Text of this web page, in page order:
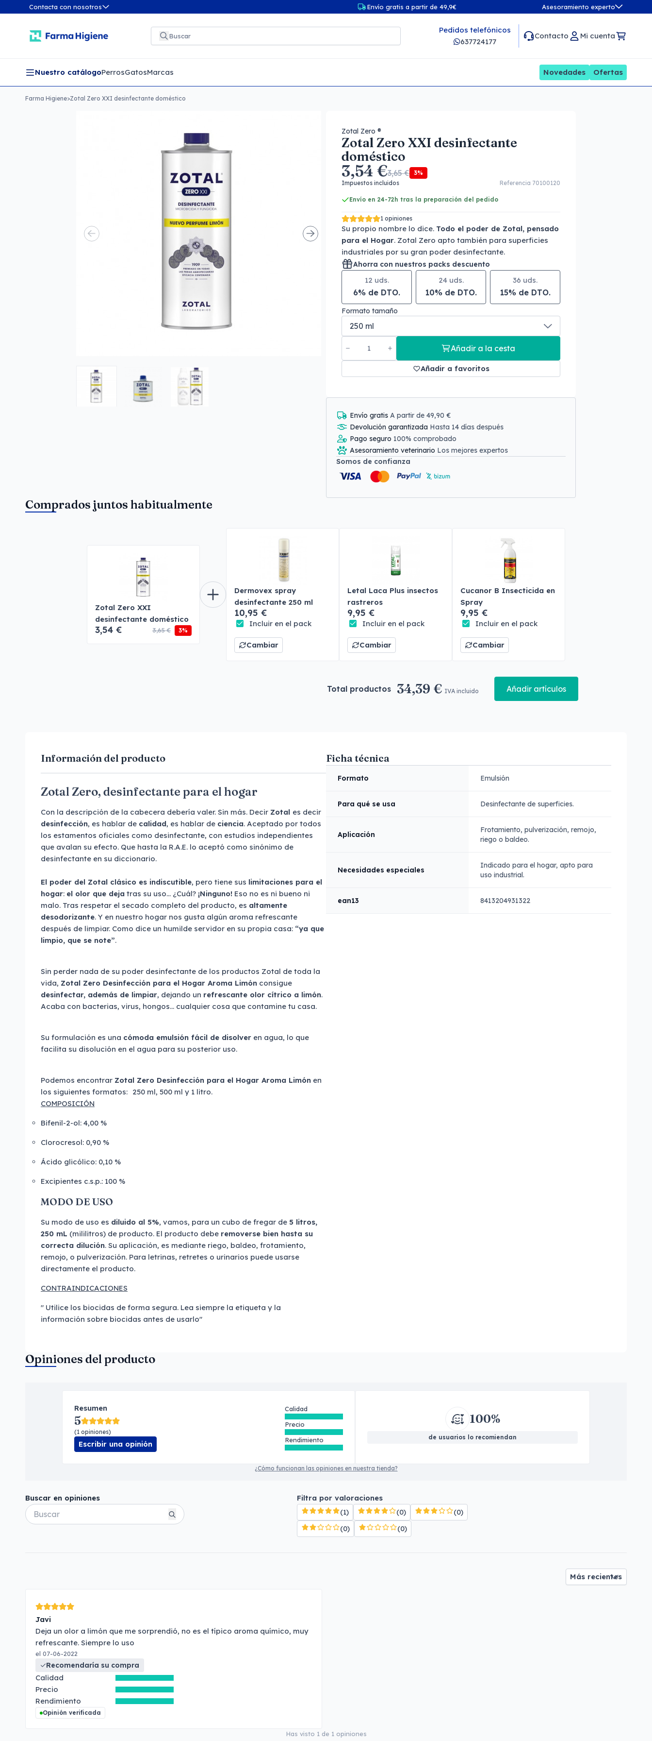
Contacta con nosotros Envío gratis a partir de 49,9€ Asesoramiento experto
Pedidos telefónicos
637724177
Contacto Mi cuenta
Nuestro catálogoPerrosGatosMarcas Novedades Ofertas
Farma Higiene>Zotal Zero XXI desinfectante doméstico
Zotal Zero ®
Zotal Zero XXI desinfectante
doméstico
3,54 €3,65 € 3%
Impuestos incluidos
Referencia 70100120
Envío en 24-72h tras la preparación del pedido
1 opiniones
Su propio nombre lo dice. Todo el poder de Zotal, pensado
para el Hogar. Zotal Zero apto también para superficies
industriales por su gran poder desinfectante.
Ahorra con nuestros packs descuento
12 uds.
6% de DTO.
24 uds.
10% de DTO.
36 uds.
15% de DTO.
Formato tamaño
Añadir a la cesta
Añadir a favoritos
Envío gratis A partir de 49,90 €
Devolución garantizada Hasta 14 días después
Pago seguro 100% comprobado
Asesoramiento veterinario Los mejores expertos
Somos de confianza
Comprados juntos habitualmente
Zotal Zero XXI
desinfectante doméstico
3,54 € 3,65 € 3%
Dermovex spray
desinfectante 250 ml
10,95 €
Incluir en el pack
Cambiar
Letal Laca Plus insectos
rastreros
9,95 €
Incluir en el pack
Cambiar
Cucanor B Insecticida en
Spray
9,95 €
Incluir en el pack
Cambiar
Total productos 34,39 € IVA incluido Añadir artículos
Información del producto
Zotal Zero, desinfectante para el hogar
Con la descripción de la cabecera debería valer. Sin más. Decir Zotal es decir
desinfección, es hablar de calidad, es hablar de ciencia. Aceptado por todos
los estamentos oficiales como desinfectante, con estudios independientes
que avalan su efecto. Que hasta la R.A.E. lo aceptó como sinónimo de
desinfectante en su diccionario.
El poder del Zotal clásico es indiscutible, pero tiene sus limitaciones para el
hogar: el olor que deja tras su uso… ¿Cuál? ¡Ninguno! Eso no es ni bueno ni
malo. Tras respetar el secado completo del producto, es altamente
desodorizante. Y en nuestro hogar nos gusta algún aroma refrescante
después de limpiar. Como dice un humilde servidor en su propia casa: “ya que
limpio, que se note”.
Sin perder nada de su poder desinfectante de los productos Zotal de toda la
vida, Zotal Zero Desinfección para el Hogar Aroma Limón consigue
desinfectar, además de limpiar, dejando un refrescante olor cítrico a limón.
Acaba con bacterias, virus, hongos… cualquier cosa que contamine tu casa.
Su formulación es una cómoda emulsión fácil de disolver en agua, lo que
facilita su disolución en el agua para su posterior uso.
Podemos encontrar Zotal Zero Desinfección para el Hogar Aroma Limón en
los siguientes formatos: 250 ml, 500 ml y 1 litro.
COMPOSICIÓN
Bifenil-2-ol: 4,00 %
Clorocresol: 0,90 %
Ácido glicólico: 0,10 %
Excipientes c.s.p.: 100 %
MODO DE USO
Su modo de uso es diluido al 5%, vamos, para un cubo de fregar de 5 litros,
250 mL (mililitros) de producto. El producto debe removerse bien hasta su
correcta dilución. Su aplicación, es mediante riego, baldeo, frotamiento,
remojo, o pulverización. Para letrinas, retretes o urinarios puede usarse
directamente el producto.
CONTRAINDICACIONES
" Utilice los biocidas de forma segura. Lea siempre la etiqueta y la
información sobre biocidas antes de usarlo"
Ficha técnica
Formato Emulsión
Para qué se usa Desinfectante de superficies.
Aplicación
Frotamiento, pulverización, remojo,
riego o baldeo.
Necesidades especiales
Indicado para el hogar, apto para
uso industrial.
ean13 8413204931322
Opiniones del producto
Resumen
5
(1 opiniones)
Escribir una opinión
Calidad
Precio
Rendimiento
100%
de usuarios lo recomiendan
¿Cómo funcionan las opiniones en nuestra tienda?
Buscar en opiniones
Filtra por valoraciones
(1)
(0)
(0)
(0)
(0)
Javi
Deja un olor a limón que me sorprendió, no es el típico aroma químico, muy
refrescante. Siempre lo uso
el 07-06-2022
Recomendaría su compra
Calidad
Precio
Rendimiento
Opinión verificada
Has visto 1 de 1 opiniones